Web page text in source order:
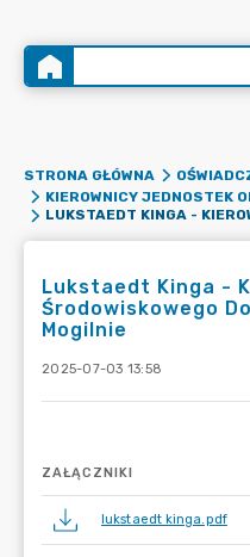
STRONA GŁÓWNA
KIEROWNICY JEDNOSTEK
Lukstaedt Kinga -
Środowiskowego
Mogilnie
2025-07-03 13:58
ZAŁĄCZNIKI
lukstaedt kinga.pdf